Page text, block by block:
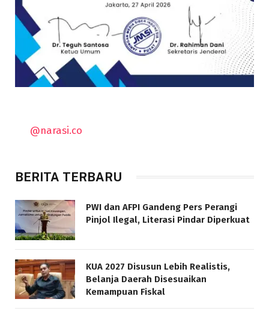
@narasi.co
BERITA TERBARU
PWI dan AFPI Gandeng Pers Perangi
Pinjol Ilegal, Literasi Pindar Diperkuat
KUA 2027 Disusun Lebih Realistis,
Belanja Daerah Disesuaikan
Kemampuan Fiskal